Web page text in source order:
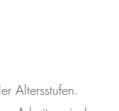
Altersstufen.